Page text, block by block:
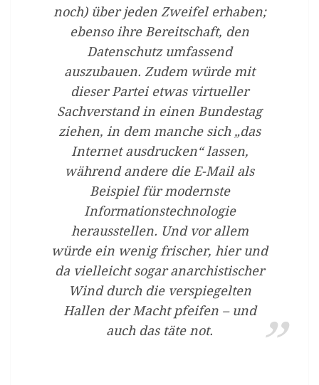
noch) über jeden Zweifel erhaben;
ebenso ihre Bereitschaft, den
Datenschutz umfassend
auszubauen. Zudem würde mit
dieser Partei etwas virtueller
Sachverstand in einen Bundestag
ziehen, in dem manche sich „das
Internet ausdrucken“ lassen,
während andere die E-Mail als
Beispiel für modernste
Informationstechnologie
herausstellen. Und vor allem
würde ein wenig frischer, hier und
da vielleicht sogar anarchistischer
Wind durch die verspiegelten
Hallen der Macht pfeifen – und
auch das täte not.